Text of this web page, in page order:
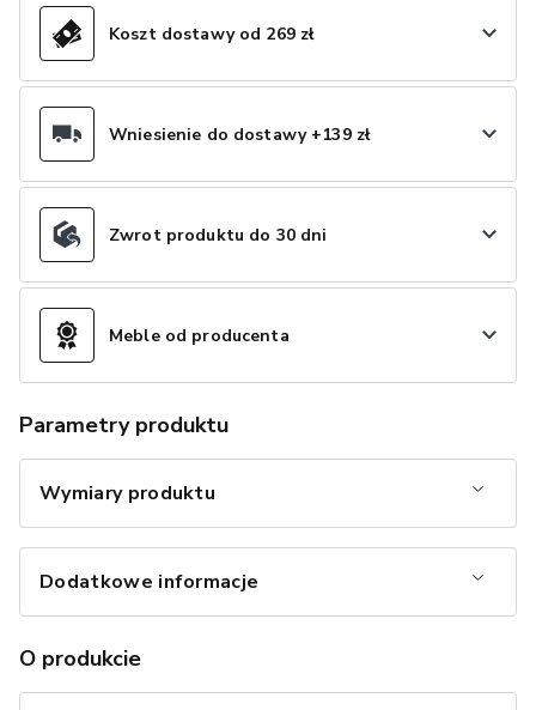
Koszt dostawy od 269 zł
Wniesienie do dostawy +139 zł
Zwrot produktu do 30 dni
Meble od producenta
Parametry produktu
Wymiary produktu
Dodatkowe informacje
O produkcie